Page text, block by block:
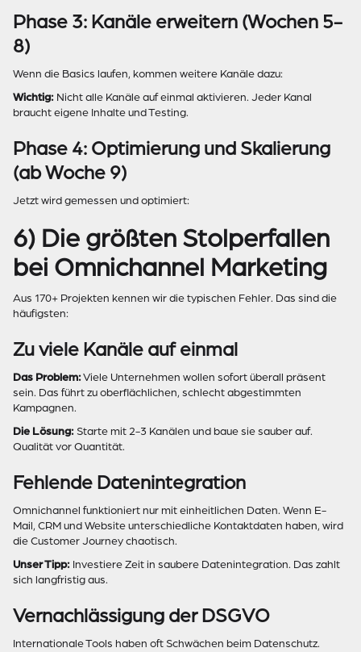
Phase 3: Kanäle erweitern (Wochen 5-
8)
Wenn die Basics laufen, kommen weitere Kanäle dazu:
Wichtig: Nicht alle Kanäle auf einmal aktivieren. Jeder Kanal
braucht eigene Inhalte und Testing.
Phase 4: Optimierung und Skalierung
(ab Woche 9)
Jetzt wird gemessen und optimiert:
6) Die größten Stolperfallen
bei Omnichannel Marketing
Aus 170+ Projekten kennen wir die typischen Fehler. Das sind die
häufigsten:
Zu viele Kanäle auf einmal
Das Problem:Viele Unternehmen wollen sofort überall präsent
sein. Das führt zu oberflächlichen, schlecht abgestimmten
Kampagnen.
Die Lösung: Starte mit 2-3 Kanälen und baue sie sauber auf.
Qualität vor Quantität.
Fehlende Datenintegration
Omnichannel funktioniert nur mit einheitlichen Daten. Wenn E-
Mail, CRM und Website unterschiedliche Kontaktdaten haben, wird
die Customer Journey chaotisch.
Unser Tipp: Investiere Zeit in saubere Datenintegration. Das zahlt
sich langfristig aus.
Vernachlässigung der DSGVO
Internationale Tools haben oft Schwächen beim Datenschutz.